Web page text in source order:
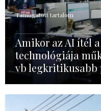
Támogatott tartalom
Amikor az AI ítél
technológiája
vb